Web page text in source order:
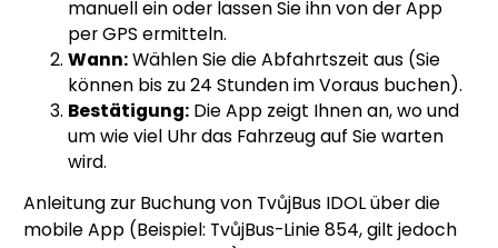
manuell ein oder lassen Sie ihn von der App
per GPS ermitteln.
Wann:Wählen Sie die Abfahrtszeit aus (Sie
können bis zu 24 Stunden im Voraus buchen).
Bestätigung: Die App zeigt Ihnen an, wo und
um wie viel Uhr das Fahrzeug auf Sie warten
wird.
Anleitung zur Buchung von TvůjBus IDOL über die
mobile App (Beispiel: TvůjBus-Linie 854, gilt jedoch